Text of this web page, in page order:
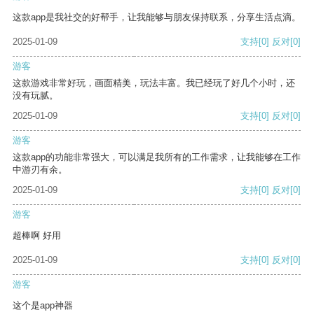
这款app是我社交的好帮手，让我能够与朋友保持联系，分享生活点滴。
2025-01-09 支持[0] 反对[0]
游客
这款游戏非常好玩，画面精美，玩法丰富。我已经玩了好几个小时，还
没有玩腻。
2025-01-09
支持[0] 反对[0]
游客
这款app的功能非常强大，可以满足我所有的工作需求，让我能够在工作
中游刃有余。
2025-01-09
支持[0] 反对[0]
游客
超棒啊 好用
2025-01-09 支持[0] 反对[0]
游客
这个是app神器